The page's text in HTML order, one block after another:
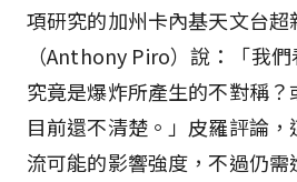
項研究的加州卡內基天文台
（Anthony Piro）說：「我
究竟是爆炸所產生的不對稱？
目前還不清楚。」皮羅評論
流可能的影響強度，不過仍